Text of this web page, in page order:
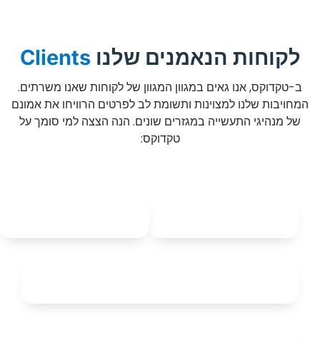
לקוחות הנאמנים שלנוClients
ב-טקדוקס, אנו גאים במגוון המגוון של לקוחות שאנו משרתים.
המחויבות שלנו למצוינות ותשומת לב לפרטים הרוויחו את אמונם
של מנהיגי התעשייה במגזרים שונים. הנה הצצה למי סומך על
טקדוקס: